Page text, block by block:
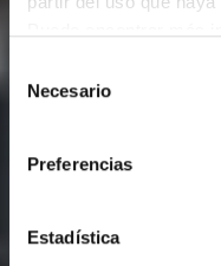
Haga clicaquí
Necesario
Preferencias
Estadística